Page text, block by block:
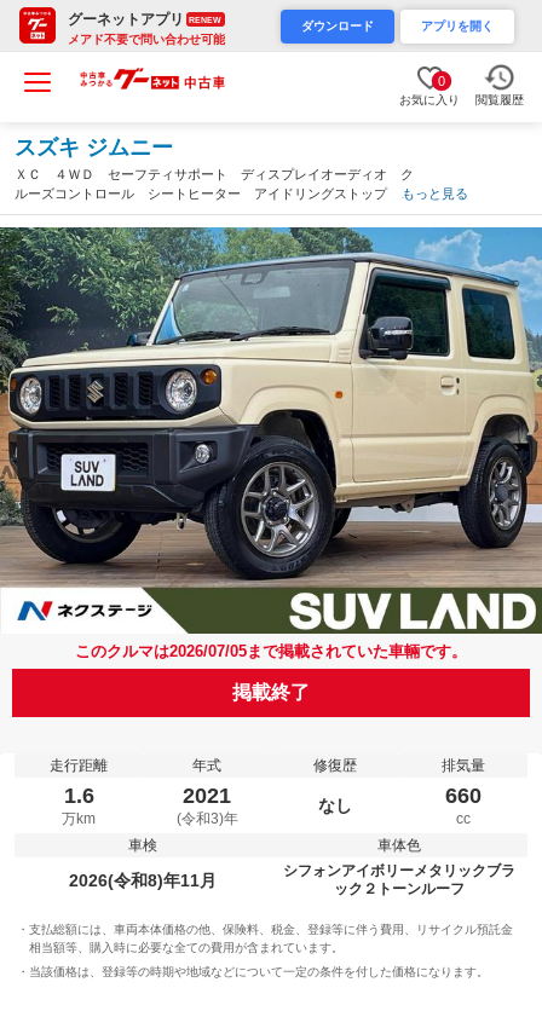
グーネットアプリ RENEW
メアド不要で問い合わせ可能
ダウンロード アプリを開く
0
お気に入り 閲覧履歴
スズキ ジムニー
ＸＣ ４ＷＤ セーフティサポート ディスプレイオーディオ ク
ルーズコントロール シートヒーター アイドリングストップ Ｌ
ＥＤヘッドライト ヘッドライトウォッシャー バックカメラ Ｅ
ＴＣ（北海道）
もっと見る
このクルマは2026/07/05まで掲載されていた車輛です。
掲載終了
走行距離
1.6
万km
年式
2021
(令和3)年
修復歴
なし
排気量
660
cc
車検
2026(令和8)年11月
車体色
シフォンアイボリーメタリックブラ
ック２トーンルーフ
支払総額には、車両本体価格の他、保険料、税金、登録等に伴う費用、リサイクル預託金
相当額等、購入時に必要な全ての費用が含まれています。
当該価格は、登録等の時期や地域などについて一定の条件を付した価格になります。